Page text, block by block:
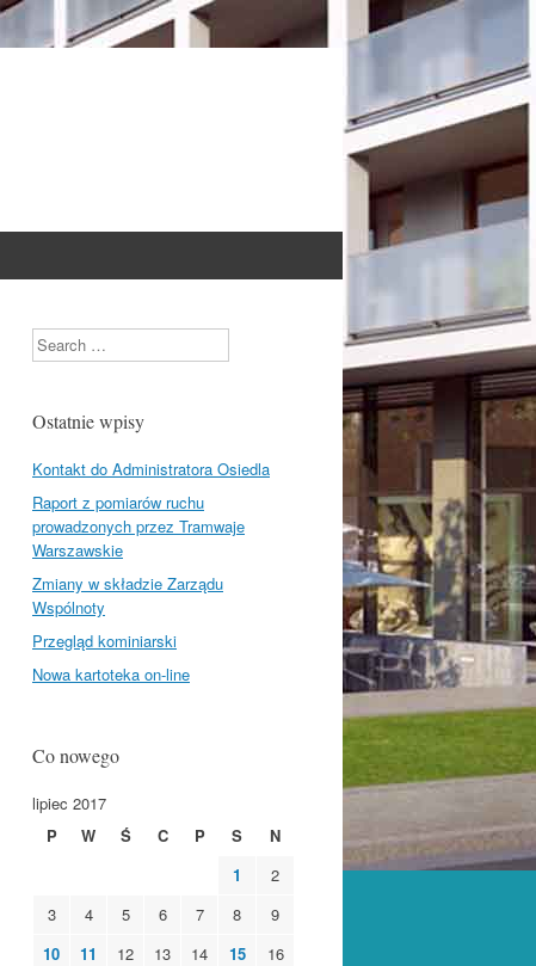
Search
Ostatnie wpisy
Kontakt do Administratora Osiedla
Raport z pomiarów ruchu
prowadzonych przez Tramwaje
Warszawskie
Zmiany w składzie Zarządu
Wspólnoty
Przegląd kominiarski
Nowa kartoteka on-line
Co nowego
lipiec 2017
P
W Ś C P S N
1
2
3
4 5 6 7 8
9
10
11 12 13 14 15
16